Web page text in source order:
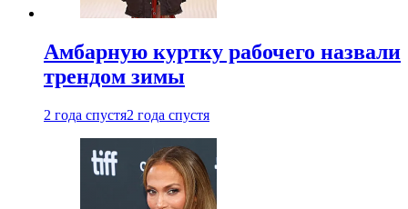
Амбарную куртку рабочего назвали
трендом зимы
2 года спустя2 года спустя